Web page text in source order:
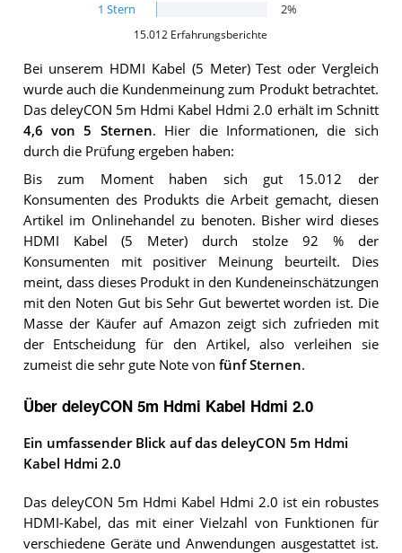
1 Stern 2%
15.012 Erfahrungsberichte
Bei unserem HDMI Kabel (5 Meter)Test oder Vergleich
wurde auch die Kundenmeinung zum Produkt betrachtet.
Das deleyCON 5m Hdmi Kabel Hdmi 2.0 erhält im Schnitt
4,6 von 5 Sternen. Hier die Informationen, die sich
durch die Prüfung ergeben haben:
Bis zum Moment haben sich gut 15.012 der
Konsumenten des Produkts die Arbeit gemacht, diesen
Artikel im Onlinehandel zu benoten. Bisher wird dieses
HDMI Kabel (5 Meter) durch stolze 92 % der
Konsumenten mit positiver Meinung beurteilt. Dies
meint, dass dieses Produkt in den Kundeneinschätzungen
mit den Noten Gut bis Sehr Gut bewertet worden ist. Die
Masse der Käufer auf Amazon zeigt sich zufrieden mit
der Entscheidung für den Artikel, also verleihen sie
zumeist die sehr gute Note von fünf Sternen.
Über deleyCON 5m Hdmi Kabel Hdmi 2.0
Ein umfassender Blick auf das deleyCON 5m Hdmi
Kabel Hdmi 2.0
Das deleyCON 5m Hdmi Kabel Hdmi 2.0 ist ein robustes
HDMI-Kabel, das mit einer Vielzahl von Funktionen für
verschiedene Geräte und Anwendungen ausgestattet ist.